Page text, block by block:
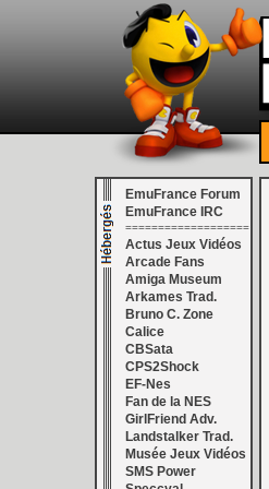
EmuFrance Forum
EmuFrance IRC
===================
Actus Jeux Vidéos
Arcade Fans
Amiga Museum
Arkames Trad.
Bruno C. Zone
Calice
CBSata
CPS2Shock
EF-Nes
Fan de la NES
GirlFriend Adv.
Landstalker Trad.
Musée Jeux Vidéos
SMS Power